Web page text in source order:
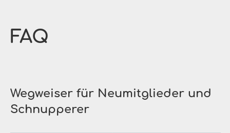
FAQ
Wegweiser für Neumitglieder und
Schnupperer